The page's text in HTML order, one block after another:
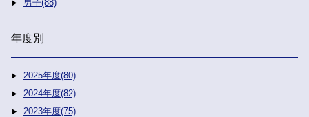
男子(88)
年度別
2025年度(80)
2024年度(82)
2023年度(75)